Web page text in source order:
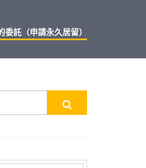
託（申請永久居留）